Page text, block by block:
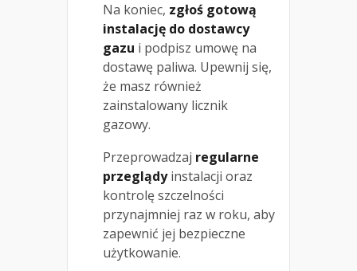
Na koniec, zgłoś gotową
instalację do dostawcy
gazu i podpisz umowę na
dostawę paliwa. Upewnij się,
że masz również
zainstalowany licznik
gazowy.
Przeprowadzaj regularne
przeglądyinstalacji oraz
kontrolę szczelności
przynajmniej raz w roku, aby
zapewnić jej bezpieczne
użytkowanie.